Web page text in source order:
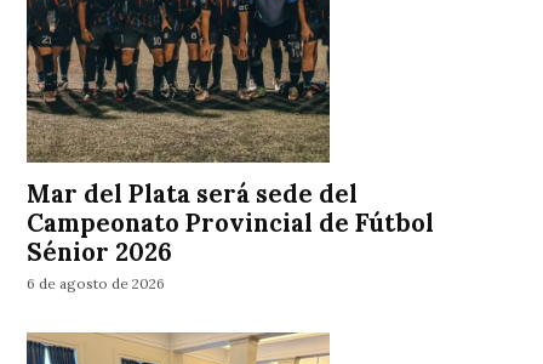
Mar del Plata será sede del
Campeonato Provincial de Fútbol
Sénior 2026
6 de agosto de 2026